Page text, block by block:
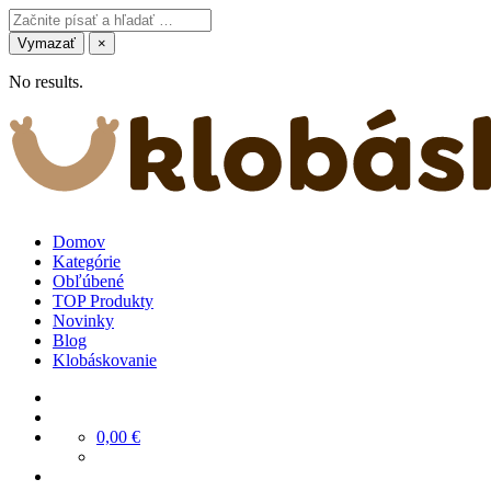
Vymazať ×
No results.
Domov
Kategórie
Obľúbené
TOP Produkty
Novinky
Blog
Klobáskovanie
0,00 €